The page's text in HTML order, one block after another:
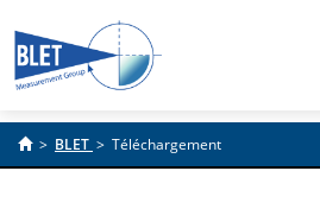
> BLET > Téléchargement